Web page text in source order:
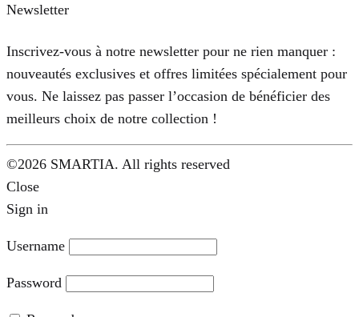
Newsletter
Inscrivez-vous à notre newsletter pour ne rien manquer :
nouveautés exclusives et offres limitées spécialement pour
vous. Ne laissez pas passer l’occasion de bénéficier des
meilleurs choix de notre collection !
©2026 SMARTIA. All rights reserved
Close
Sign in
Username
Password